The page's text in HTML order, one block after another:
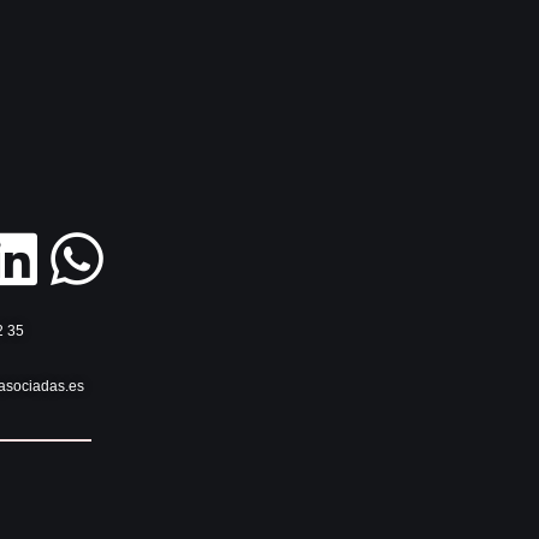
35